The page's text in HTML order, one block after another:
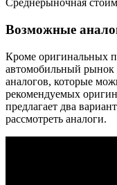
Среднерыночная
Возможные
Кроме оригинальных
автомобильный рынок
аналогов, которые
рекомендуемых
предлагает два
рассмотреть аналоги.